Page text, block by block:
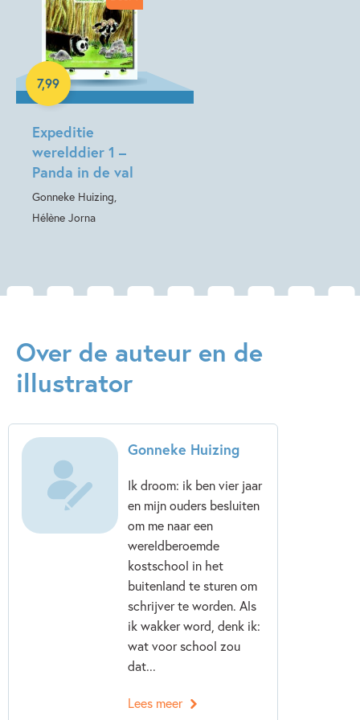
Familie & gezin
Expeditie
werelddier 1 –
Panda in de val
Gonneke Huizing,
Hélène Jorna
7,99
E-book
Over de auteur en de
illustrator
Gonneke Huizing
Ik droom: ik ben vier jaar
en mijn ouders besluiten
om me naar een
wereldberoemde
kostschool in het
buitenland te sturen om
schrijver te worden. Als
ik wakker word, denk ik:
wat voor school zou
dat...
Lees meer